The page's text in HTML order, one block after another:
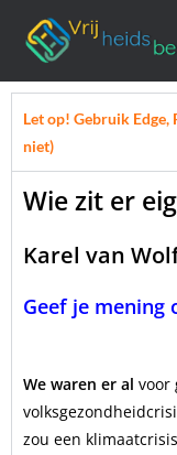
Let op! Gebruik
niet)
Wie zit er
Karel van
Geef je
We waren er al voor
zou een